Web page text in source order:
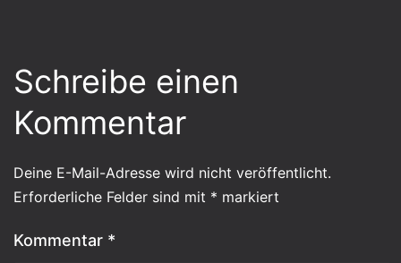
Schreibe einen
Kommentar
Deine E-Mail-Adresse wird nicht veröffentlicht.
Erforderliche Felder sind mit * markiert
Kommentar *